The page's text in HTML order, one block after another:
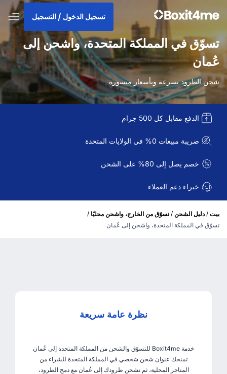
تسجيل الدخول / التسجيل
تسوّق في المملكة المتحدة، واشحن إلى
عُمان
شحن الطرود بسرعة وبأسعار ميسورة
الدفع مقابل كل 500 جرام
ضريبة مبيعات 0% في الولايات المتحدة
خصم يصل إلى 80% على الشحن
خبراء دعم العملاء
بيت / دليل الشحن / تسوّق من الخارج، واشحن محليًا /
تسوّق في المملكة المتحدة، واشحن إلى عُمان
نظرة عامة سريعة
خدمة Boxit4me للتسوّق والشحن من المملكة المتحدة إلى عُمان
تمنحك عنوان شحن شخصي في المملكة المتحدة للشراء من
المتاجر المحلية، ثم تشحن طرودك إلى عُمان مع دمج الطرود،